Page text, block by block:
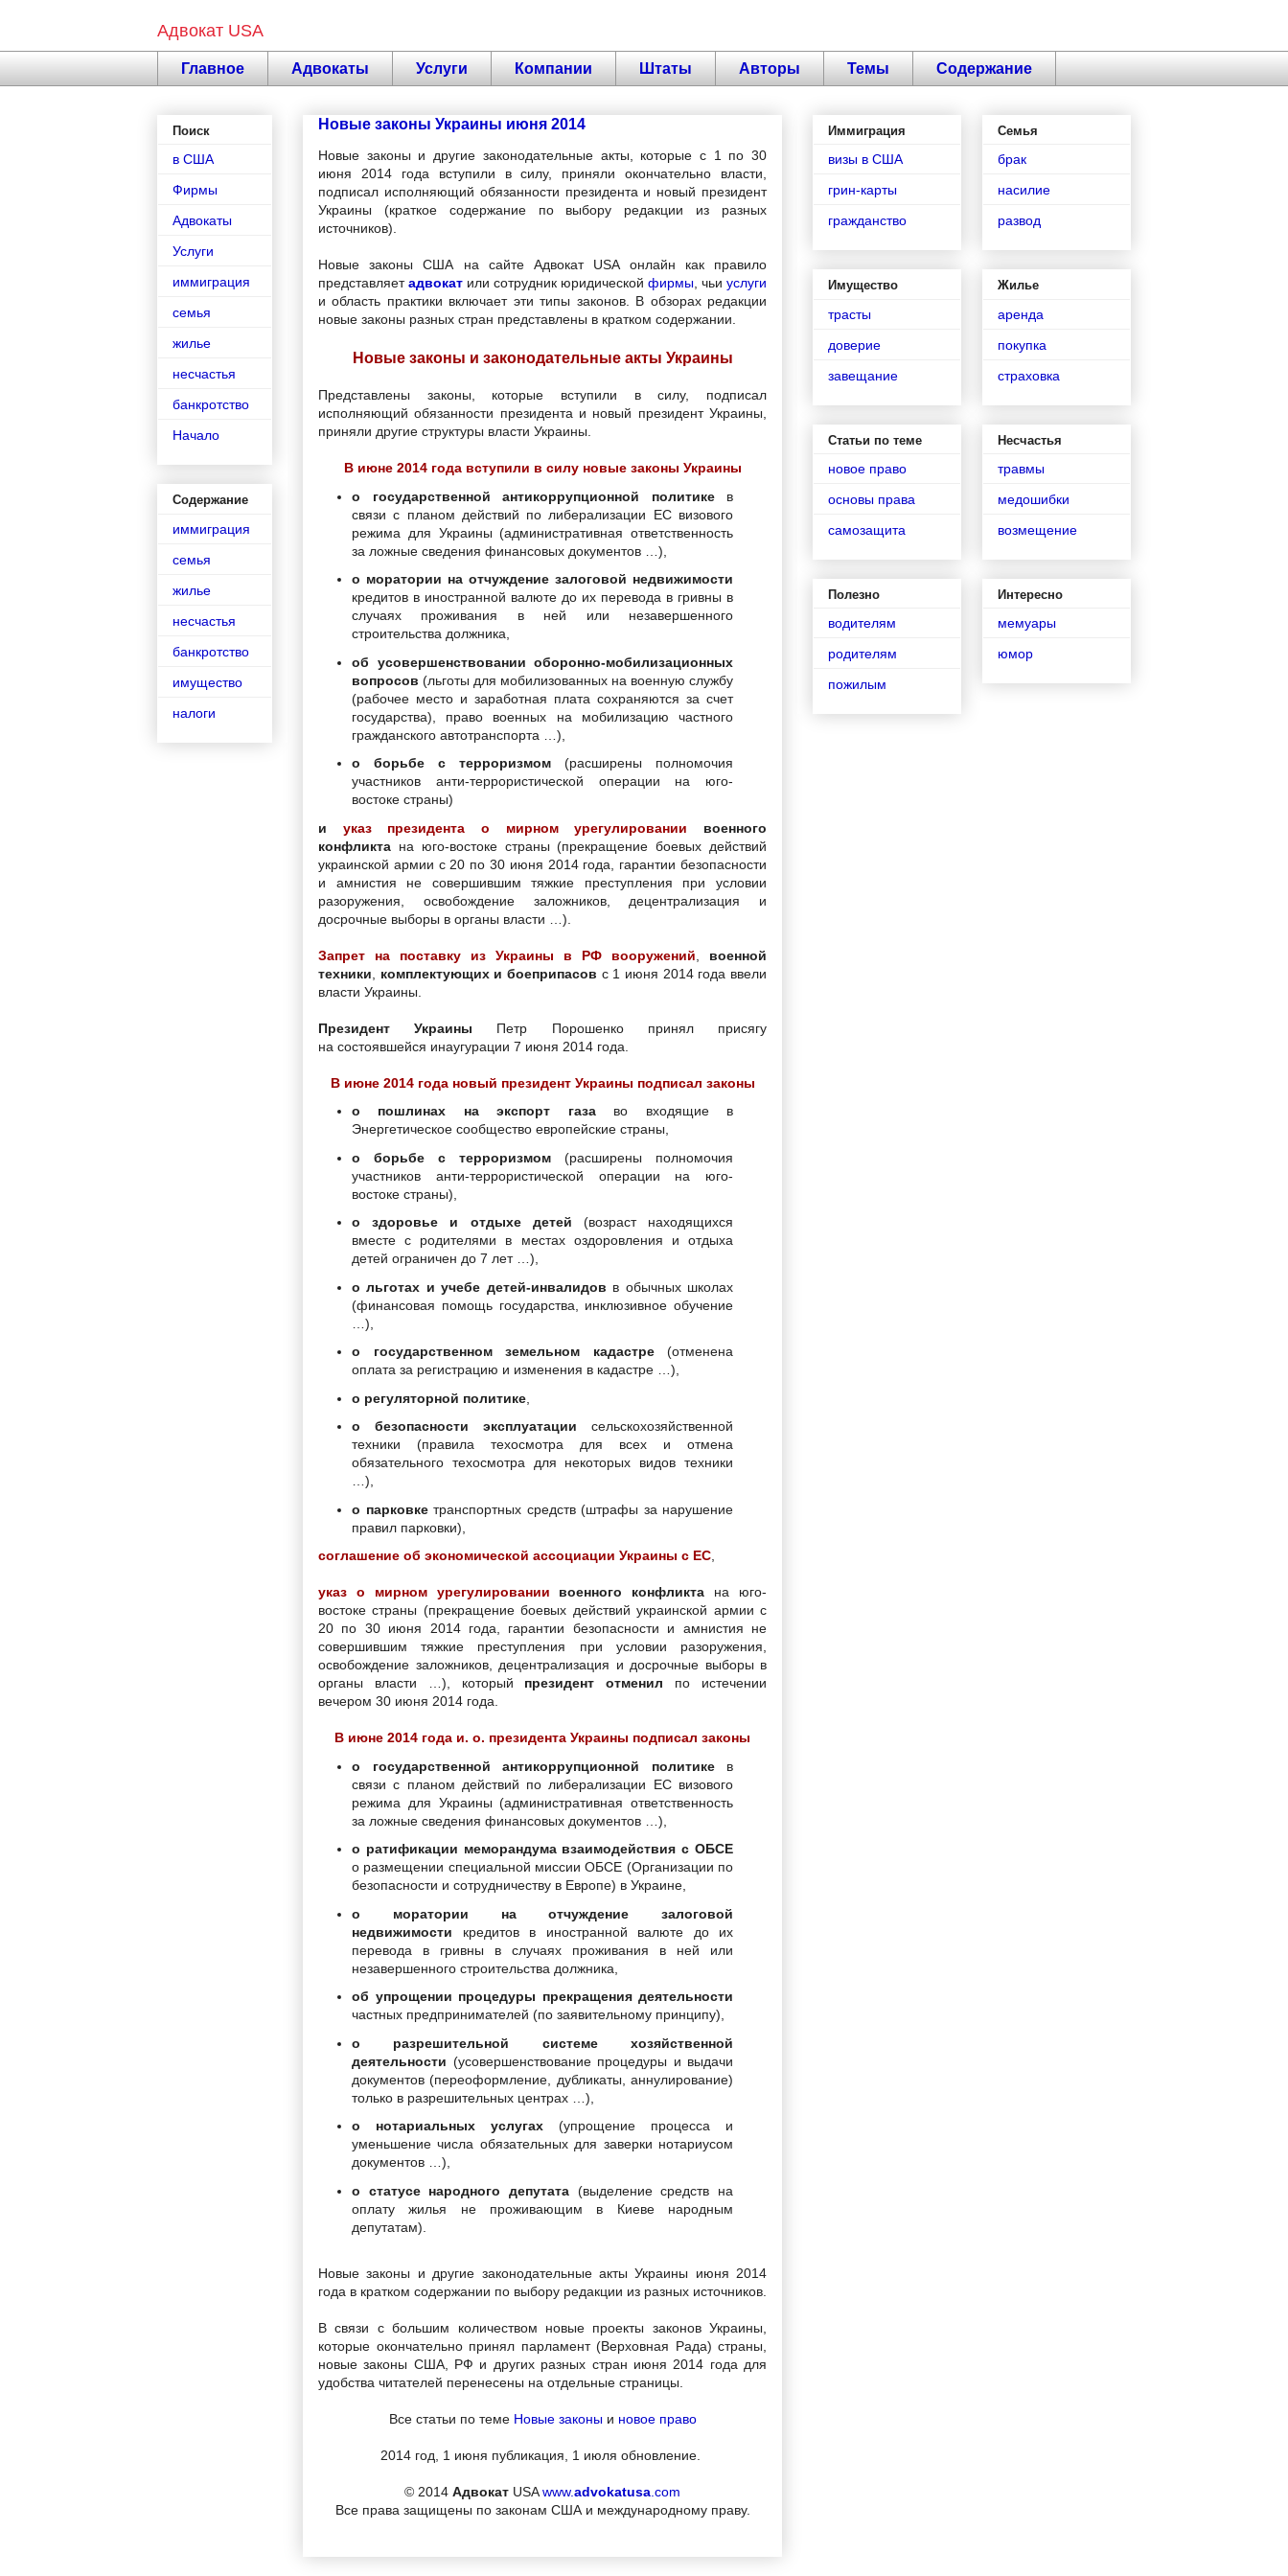
Адвокат USA
Главное Адвокаты Услуги Компании Штаты Авторы Темы Содержание
Новые законы Украины июня 2014
Новые законы и другие законодательные акты, которые с 1 по 30
июня 2014 года вступили в силу, приняли окончательно власти,
подписал исполняющий обязанности президента и новый президент
Украины (краткое содержание по выбору редакции из разных
источников).
Новые законы США на сайте Адвокат USA онлайн как правило
представляетадвокат или сотрудник юридической фирмы , чьи услуги
и область практики включает эти типы законов. В обзорах редакции
новые законы разных стран представлены в кратком содержании.
Новые законы и законодательные акты Украины
Представлены законы, которые вступили в силу, подписал
исполняющий обязанности президента и новый президент Украины,
приняли другие структуры власти Украины.
В июне 2014 года вступили в силу новые законы Украины
о государственной антикоррупционной политикев
связи с планом действий по либерализации ЕС визового
режима для Украины (административная ответственность
за ложные сведения финансовых документов …),
о моратории на отчуждение залоговой недвижимости
кредитов в иностранной валюте до их перевода в гривны в
случаях проживания в ней или незавершенного
строительства должника,
об усовершенствовании оборонно-мобилизационных
вопросов (льготы для мобилизованных на военную службу
(рабочее место и заработная плата сохраняются за счет
государства), право военных на мобилизацию частного
гражданского автотранспорта …),
о борьбе с терроризмом (расширены полномочия
участников анти-террористической операции на юго-
востоке страны)
и указ президента о мирном урегулировании военного
конфликта на юго-востоке страны (прекращение боевых действий
украинской армии с 20 по 30 июня 2014 года, гарантии безопасности
и амнистия не совершившим тяжкие преступления при условии
разоружения, освобождение заложников, децентрализация и
досрочные выборы в органы власти …).
Запрет на поставку из Украины в РФ вооружений
военной
техники
комплектующих и боеприпасов с 1 июня 2014 года ввели
власти Украины.
Президент Украины Петр Порошенко принял присягу
на состоявшейся инаугурации 7 июня 2014 года.
В июне 2014 года новый президент Украины подписал законы
о пошлинах на экспорт газаво входящие в
Энергетическое сообщество европейские страны,
о борьбе с терроризмом (расширены полномочия
участников анти-террористической операции на юго-
востоке страны),
о здоровье и отдыхе детей (возраст находящихся
вместе с родителями в местах оздоровления и отдыха
детей ограничен до 7 лет …),
о льготах и учебе детей-инвалидов в обычных школах
(финансовая помощь государства, инклюзивное обучение
…),
о государственном земельном кадастре(отменена
оплата за регистрацию и изменения в кадастре …),
о регуляторной политике
о безопасности эксплуатации сельскохозяйственной
техники (правила техосмотра для всех и отмена
обязательного техосмотра для некоторых видов техники
…),
о парковкетранспортных средств (штрафы за нарушение
правил парковки),
соглашение об экономической ассоциации Украины с ЕС
указ о мирном урегулировании военного конфликта на юго-
востоке страны (прекращение боевых действий украинской армии с
20 по 30 июня 2014 года, гарантии безопасности и амнистия не
совершившим тяжкие преступления при условии разоружения,
освобождение заложников, децентрализация и досрочные выборы в
органы власти …), который президент отменил по истечении
вечером 30 июня 2014 года.
В июне 2014 года и. о. президента Украины подписал законы
о государственной антикоррупционной политикев
связи с планом действий по либерализации ЕС визового
режима для Украины (административная ответственность
за ложные сведения финансовых документов …),
о ратификации меморандума взаимодействия с ОБСЕ
о размещении специальной миссии ОБСЕ (Организации по
безопасности и сотрудничеству в Европе) в Украине,
о моратории на отчуждение залоговой
недвижимости кредитов в иностранной валюте до их
перевода в гривны в случаях проживания в ней или
незавершенного строительства должника,
об упрощении процедуры прекращения деятельности
частных предпринимателей (по заявительному принципу),
о разрешительной системе хозяйственной
деятельности (усовершенствование процедуры и выдачи
документов (переоформление, дубликаты, аннулирование)
только в разрешительных центрах …),
о нотариальных услугах (упрощение процесса и
уменьшение числа обязательных для заверки нотариусом
документов …),
о статусе народного депутата (выделение средств на
оплату жилья не проживающим в Киеве народным
депутатам).
Новые законы и другие законодательные акты Украины июня 2014
года в кратком содержании по выбору редакции из разных источников.
В связи с большим количеством новые проекты законов Украины,
которые окончательно принял парламент (Верховная Рада) страны,
новые законы США, РФ и других разных стран июня 2014 года для
удобства читателей перенесены на отдельные страницы.
Все статьи по теме Новые законыи новое право
2014 год, 1 июня публикация, 1 июля обновление.
© 2014 Адвокат USAwww.advokatusa .com
Все права защищены по законам США и международному праву.
Поиск
в США
Фирмы
Адвокаты
Услуги
иммиграция
семья
жилье
несчастья
банкротство
Начало
Содержание
иммиграция
семья
жилье
несчастья
банкротство
имущество
налоги
Иммиграция
визы в США
грин-карты
гражданство
Имущество
трасты
доверие
завещание
Статьи по теме
новое право
основы права
самозащита
Полезно
водителям
родителям
пожилым
Семья
брак
насилие
развод
Жилье
аренда
покупка
страховка
Несчастья
травмы
медошибки
возмещение
Интересно
мемуары
юмор